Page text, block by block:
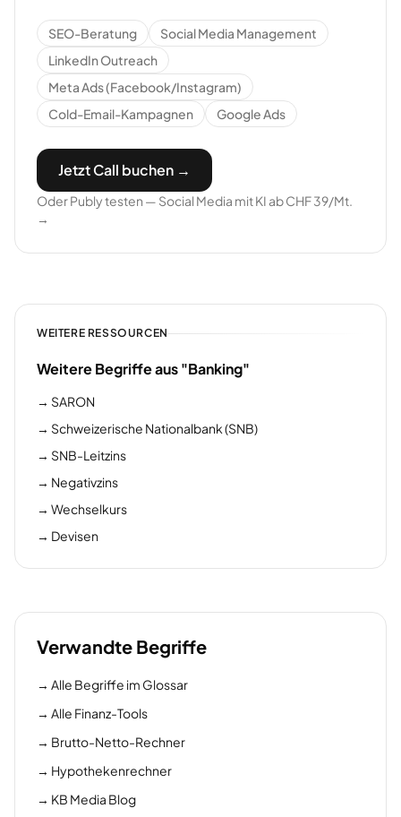
SEO-Beratung
Social Media Management
LinkedIn Outreach
Meta Ads (Facebook/Instagram)
Cold-Email-Kampagnen
Google Ads
Jetzt Call buchen →
Oder Publy testen — Social Media mit KI ab CHF 39/Mt.
→
WEITERE RESSOURCEN
Weitere Begriffe aus "Banking"
→ SARON
→ Schweizerische Nationalbank (SNB)
→ SNB-Leitzins
→ Negativzins
→ Wechselkurs
→ Devisen
Verwandte Begriffe
→ Alle Begriffe im Glossar
→ Alle Finanz-Tools
→ Brutto-Netto-Rechner
→ Hypothekenrechner
→ KB Media Blog